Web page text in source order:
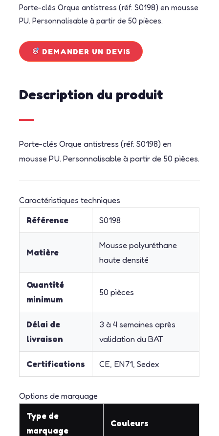
Porte-clés Orque antistress (réf. S0198) en mousse
PU. Personnalisable à partir de 50 pièces.
DEMANDER UN DEVIS
Description du produit
Porte-clés Orque antistress (réf. S0198) en
mousse PU. Personnalisable à partir de 50 pièces.
Caractéristiques techniques
Référence
S0198
Matière
Mousse polyuréthane
haute densité
Quantité
minimum
50 pièces
Délai de
livraison
3 à 4 semaines après
validation du BAT
Certifications CE, EN71, Sedex
Options de marquage
Type de
marquage
Couleurs